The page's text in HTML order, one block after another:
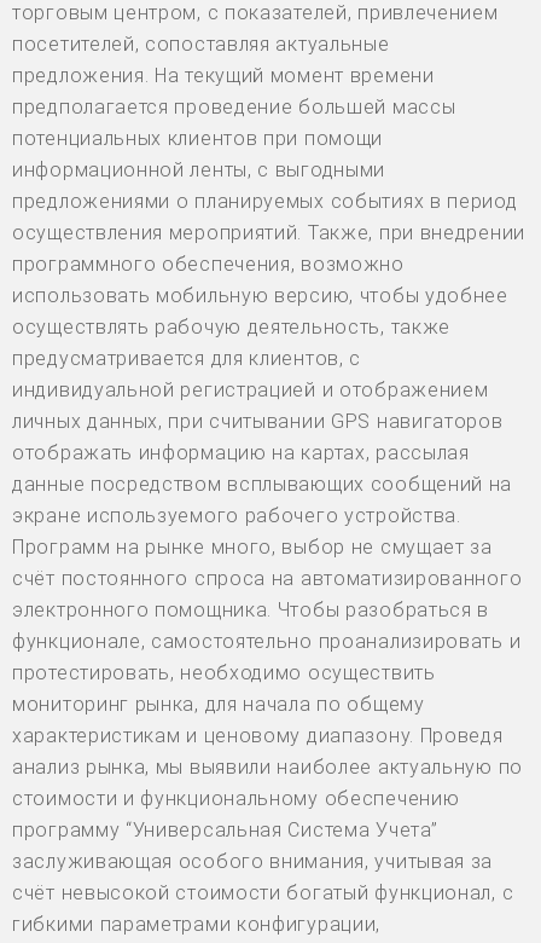
торговым центром, с показателей, привлечением
посетителей, сопоставляя актуальные
предложения. На текущий момент времени
предполагается проведение большей массы
потенциальных клиентов при помощи
информационной ленты, с выгодными
предложениями о планируемых событиях в период
осуществления мероприятий. Также, при внедрении
программного обеспечения, возможно
использовать мобильную версию, чтобы удобнее
осуществлять рабочую деятельность, также
предусматривается для клиентов, с
индивидуальной регистрацией и отображением
личных данных, при считывании GPS навигаторов
отображать информацию на картах, рассылая
данные посредством всплывающих сообщений на
экране используемого рабочего устройства.
Программ на рынке много, выбор не смущает за
счёт постоянного спроса на автоматизированного
электронного помощника. Чтобы разобраться в
функционале, самостоятельно проанализировать и
протестировать, необходимо осуществить
мониторинг рынка, для начала по общему
характеристикам и ценовому диапазону. Проведя
анализ рынка, мы выявили наиболее актуальную по
стоимости и функциональному обеспечению
программу “Универсальная Система Учета”
заслуживающая особого внимания, учитывая за
счёт невысокой стоимости богатый функционал, с
гибкими параметрами конфигурации,